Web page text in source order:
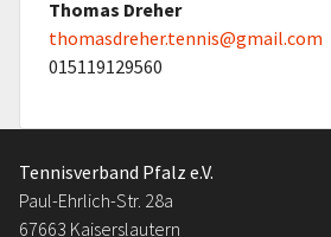
Thomas Dreher
thomasdreher.tennis@gmail.com
015119129560
Tennisverband Pfalz e.V.
Paul-Ehrlich-Str. 28a
67663 Kaiserslautern